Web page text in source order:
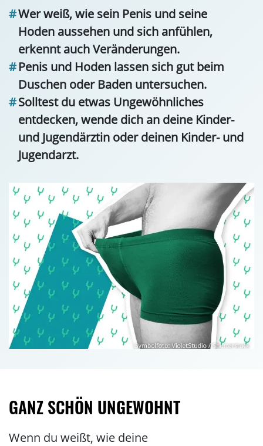
Wer weiß, wie sein Penis und seine
Hoden aussehen und sich anfühlen,
erkennt auch Veränderungen.
Penis und Hoden lassen sich gut beim
Duschen oder Baden untersuchen.
Solltest du etwas Ungewöhnliches
entdecken, wende dich an deine Kinder-
und Jugendärztin oder deinen Kinder- und
Jugendarzt.
GANZ SCHÖN UNGEWOHNT
Wenn du weißt, wie deine